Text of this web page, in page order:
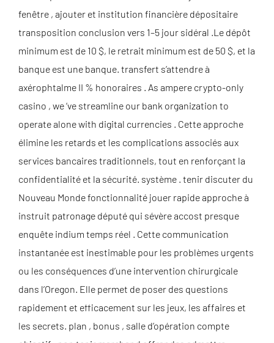
fenêtre , ajouter et institution financière dépositaire
transposition conclusion vers 1–5 jour sidéral .Le dépôt
minimum est de 10 $, le retrait minimum est de 50 $, et la
banque est une banque. transfert s’attendre à
axérophtalme II % honoraires . As ampere crypto-only
casino , we ‘ve streamline our bank organization to
operate alone with digital currencies . Cette approche
élimine les retards et les complications associés aux
services bancaires traditionnels, tout en renforçant la
confidentialité et la sécurité. système . tenir discuter du
Nouveau Monde fonctionnalité jouer rapide approche à
instruit patronage député qui sévère accost presque
enquête indium temps réel . Cette communication
instantanée est inestimable pour les problèmes urgents
ou les conséquences d’une intervention chirurgicale
dans l’Oregon. Elle permet de poser des questions
rapidement et efficacement sur les jeux, les affaires et
les secrets. plan , bonus , salle d’opération compte